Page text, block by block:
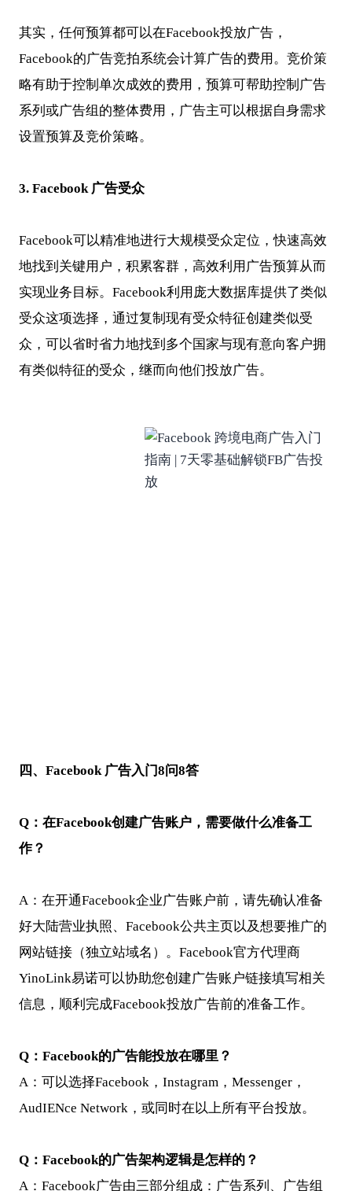
其实，任何预算都可以在Facebook投放广告，
Facebook的广告竞拍系统会计算广告的费用。竞价策
略有助于控制单次成效的费用，预算可帮助控制广告
系列或广告组的整体费用，广告主可以根据自身需求
设置预算及竞价策略。
3. Facebook 广告受众
Facebook可以精准地进行大规模受众定位，快速高效
地找到关键用户，积累客群，高效利用广告预算从而
实现业务目标。Facebook利用庞大数据库提供了类似
受众这项选择，通过复制现有受众特征创建类似受
众，可以省时省力地找到多个国家与现有意向客户拥
有类似特征的受众，继而向他们投放广告。
四、Facebook 广告入门8问8答
Q：在Facebook创建广告账户，需要做什么准备工
作？
A：在开通Facebook企业广告账户前，请先确认准备
好大陆营业执照、Facebook公共主页以及想要推广的
网站链接（独立站域名）。Facebook官方代理商
YinoLink易诺可以协助您创建广告账户链接填写相关
信息，顺利完成Facebook投放广告前的准备工作。
Q：Facebook的广告能投放在哪里？
A：可以选择Facebook， Instagram，Messenger，
AudIENce Network，或同时在以上所有平台投放。
Q：Facebook的广告架构逻辑是怎样的？
A：Facebook广告由三部分组成：广告系列、广告组